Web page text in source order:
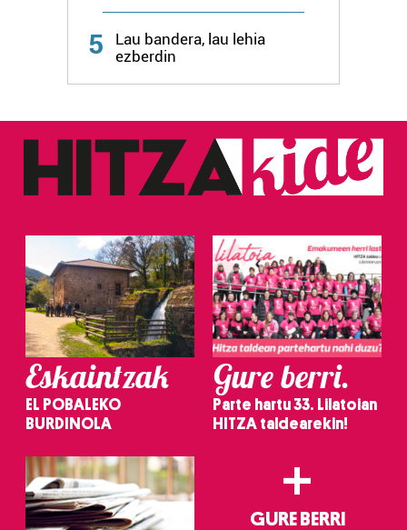
zerbitzuak hobetzeko asmoz, cookie teknologiaz
5
Lau bandera, lau lehia
ezberdin
Eskaintzak
EL POBALEKO
BURDINOLA
Gure berri.
Parte hartu 33. Lilatoian
HITZA taldearekin!
+
GURE BERRI